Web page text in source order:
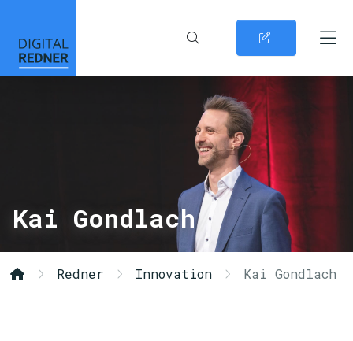
Kai Gondlach
Redner Innovation Kai Gondlach